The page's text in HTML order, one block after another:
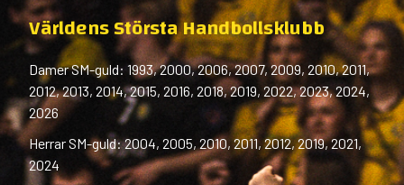
Världens Största Handbollsklubb
Damer SM-guld: 1993, 2000, 2006, 2007, 2009, 2010, 2011,
2012, 2013, 2014, 2015, 2016, 2018, 2019, 2022, 2023, 2024,
2026
Herrar SM-guld: 2004, 2005, 2010, 2011, 2012, 2019, 2021,
2024